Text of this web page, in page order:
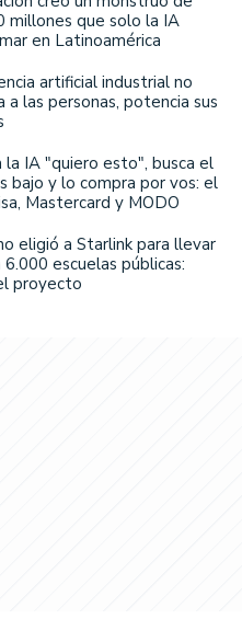
millones que solo la IA
en Latinoamérica
artificial industrial no
a las personas, potencia sus
la IA "quiero esto", busca el
bajo y lo compra por vos: el
Mastercard y MODO
eligió a Starlink para llevar
escuelas públicas:
proyecto